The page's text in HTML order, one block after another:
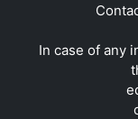
In case of any